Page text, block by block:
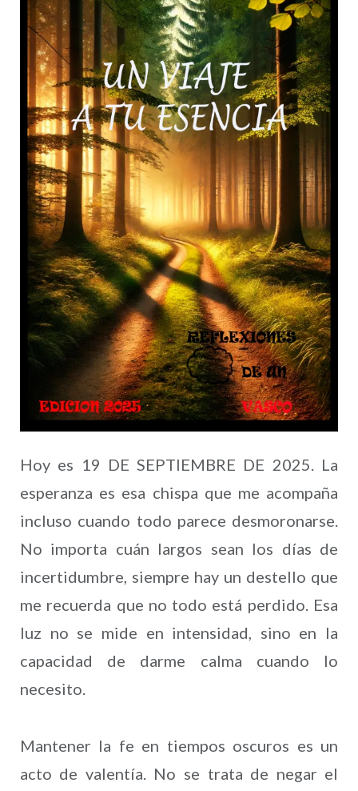
Hoy es 19 DE SEPTIEMBRE DE 2025. La
esperanza es esa chispa que me acompaña
incluso cuando todo parece desmoronarse.
No importa cuán largos sean los días de
incertidumbre, siempre hay un destello que
me recuerda que no todo está perdido. Esa
luz no se mide en intensidad, sino en la
capacidad de darme calma cuando lo
necesito.
Mantener la fe en tiempos oscuros es un
acto de valentía. No se trata de negar el